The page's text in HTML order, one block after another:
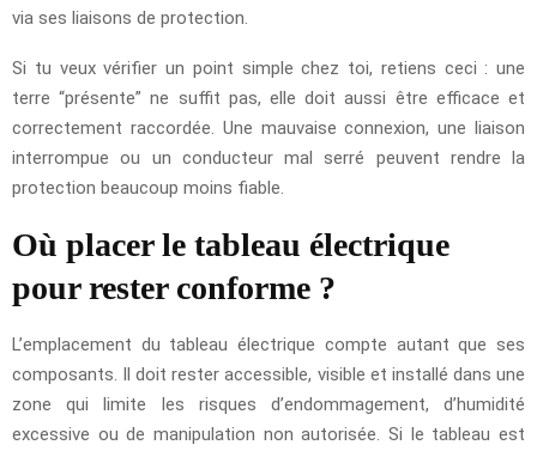
via ses liaisons de protection.
Si tu veux vérifier un point simple chez toi, retiens ceci : une
terre “présente” ne suffit pas, elle doit aussi être efficace et
correctement raccordée. Une mauvaise connexion, une liaison
interrompue ou un conducteur mal serré peuvent rendre la
protection beaucoup moins fiable.
Où placer le tableau électrique
pour rester conforme ?
L’emplacement du tableau électrique compte autant que ses
composants. Il doit rester accessible, visible et installé dans une
zone qui limite les risques d’endommagement, d’humidité
excessive ou de manipulation non autorisée. Si le tableau est